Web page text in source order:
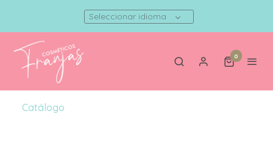
Seleccionar idioma
0
Catálogo